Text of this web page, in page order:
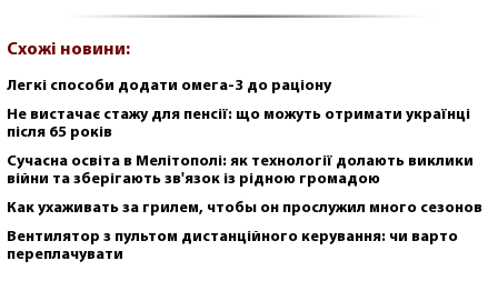
Схожі новини:
Легкі способи додати омега-3 до раціону
Не вистачає стажу для пенсії: що можуть отримати українці
після 65 років
Сучасна освіта в Мелітополі: як технології долають виклики
війни та зберігають зв'язок із рідною громадою
Как ухаживать за грилем, чтобы он прослужил много сезонов
Вентилятор з пультом дистанційного керування: чи варто
переплачувати